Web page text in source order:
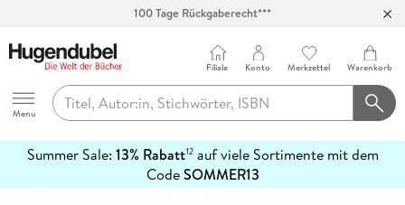
100 Tage Rückgaberecht***
Hugendubel
Menu
Filiale Konto Merkzettel Warenkorb
Summer Sale: 13% Rabatt12auf viele Sortimente mit dem
CodeSOMMER13
erfahren